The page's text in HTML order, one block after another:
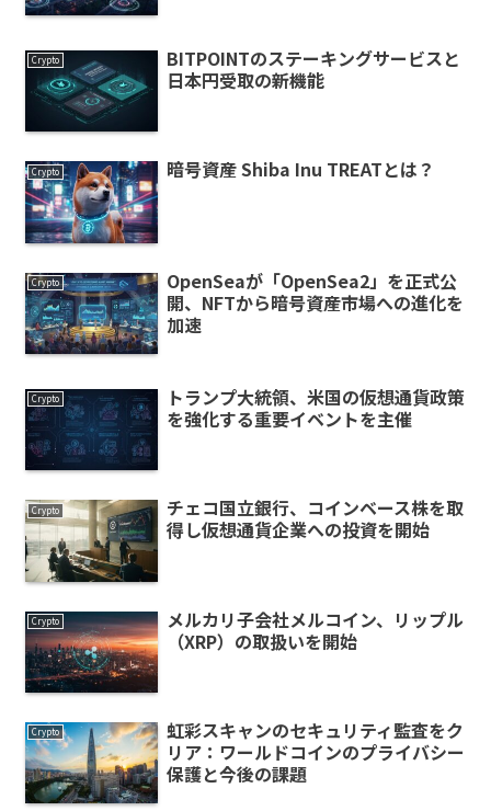
Crypto
BITPOINTのステーキングサービスと
日本円受取の新機能
Crypto 暗号資産 Shiba Inu TREATとは？
Crypto
OpenSeaが「OpenSea2」を正式公
開、NFTから暗号資産市場への進化を
加速
Crypto
トランプ大統領、米国の仮想通貨政策
を強化する重要イベントを主催
Crypto
チェコ国立銀行、コインベース株を取
得し仮想通貨企業への投資を開始
Crypto
メルカリ子会社メルコイン、リップル
（XRP）の取扱いを開始
Crypto
虹彩スキャンのセキュリティ監査をク
リア：ワールドコインのプライバシー
保護と今後の課題